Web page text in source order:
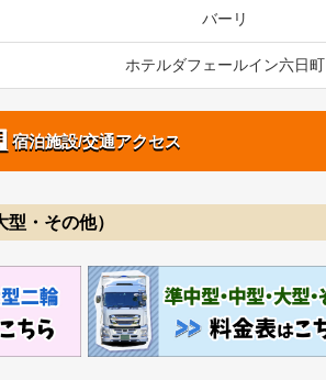
バーリ
ホテルダフェールイン六日町
宿泊施設/交通アクセス
・その他）